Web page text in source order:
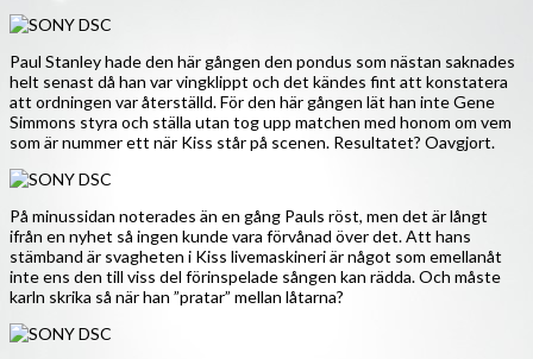
Paul Stanley hade den här gången den pondus som nästan saknades
helt senast då han var vingklippt och det kändes fint att konstatera
att ordningen var återställd. För den här gången lät han inte Gene
Simmons styra och ställa utan tog upp matchen med honom om vem
som är nummer ett när Kiss står på scenen. Resultatet? Oavgjort.
På minussidan noterades än en gång Pauls röst, men det är långt
ifrån en nyhet så ingen kunde vara förvånad över det. Att hans
stämband är svagheten i Kiss livemaskineri är något som emellanåt
inte ens den till viss del förinspelade sången kan rädda. Och måste
karln skrika så när han ”pratar” mellan låtarna?